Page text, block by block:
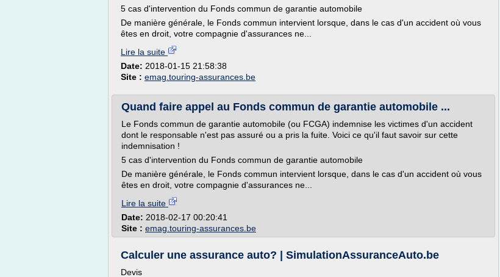
5 cas d'intervention du Fonds commun de garantie automobile
De manière générale, le Fonds commun intervient lorsque, dans le cas d'un accident où vous
êtes en droit, votre compagnie d'assurances ne...
Lire la suite
Date: 2018-01-15 21:58:38
Site : emag.touring-assurances.be
Quand faire appel au Fonds commun de garantie automobile ...
Le Fonds commun de garantie automobile (ou FCGA) indemnise les victimes d'un accident
dont le responsable n'est pas assuré ou a pris la fuite. Voici ce qu'il faut savoir sur cette
indemnisation !
5 cas d'intervention du Fonds commun de garantie automobile
De manière générale, le Fonds commun intervient lorsque, dans le cas d'un accident où vous
êtes en droit, votre compagnie d'assurances ne...
Lire la suite
Date: 2018-02-17 00:20:41
Site : emag.touring-assurances.be
Calculer une assurance auto? | SimulationAssuranceAuto.be
Devis